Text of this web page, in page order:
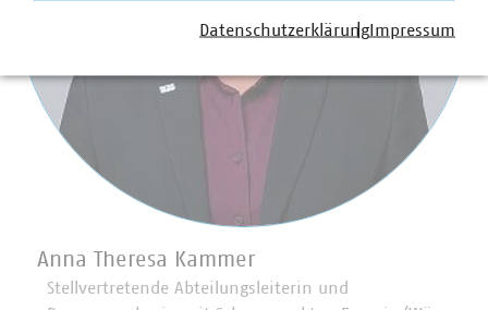
Anna Theresa Kammer
Stellvertretende Abteilungsleiterin und
DatenschutzerklärungImpressum